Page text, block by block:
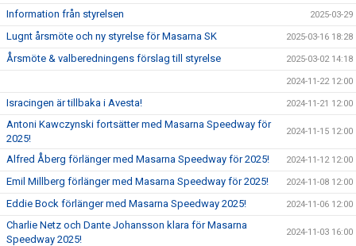
Information från styrelsen 2025-03-29
Lugnt årsmöte och ny styrelse för Masarna SK 2025-03-16 18:28
Årsmöte & valberedningens förslag till styrelse 2025-03-02 14:18
2024-11-22 12:00
Isracingen är tillbaka i Avesta! 2024-11-21 12:00
Antoni Kawczynski fortsätter med Masarna Speedway för
2025!
2024-11-15 12:00
Alfred Åberg förlänger med Masarna Speedway för 2025! 2024-11-12 12:00
Emil Millberg förlänger med Masarna Speedway för 2025! 2024-11-08 12:00
Eddie Bock förlänger med Masarna Speedway 2025! 2024-11-06 12:00
Charlie Netz och Dante Johansson klara för Masarna
Speedway 2025!
2024-11-03 16:00